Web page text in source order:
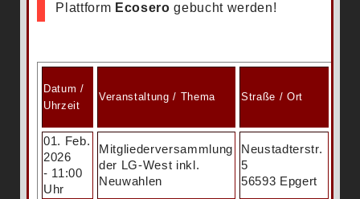
Plattform Ecosero gebucht werden!
Datum /
Uhrzeit
Veranstaltung / Thema Straße / Ort
01. Feb.
2026
- 11:00
Uhr
Mitgliederversammlung
der LG-West inkl.
Neuwahlen
Neustadterstr.
5
56593 Epgert